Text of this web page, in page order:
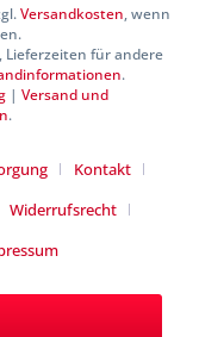
Versandkosten, wenn
für andere
.
| Versand und
.
Kontakt
Widerrufsrecht